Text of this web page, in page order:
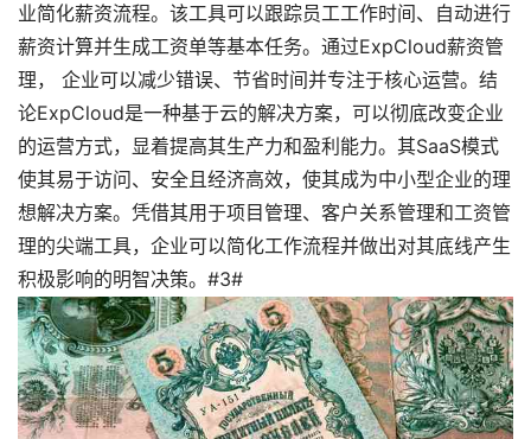
业简化薪资流程。该工具可以跟踪员工工作时间、自动进行
薪资计算并生成工资单等基本任务。通过ExpCloud薪资管
理， 企业可以减少错误、节省时间并专注于核心运营。结
论ExpCloud是一种基于云的解决方案，可以彻底改变企业
的运营方式，显着提高其生产力和盈利能力。其SaaS模式
使其易于访问、安全且经济高效，使其成为中小型企业的理
想解决方案。凭借其用于项目管理、客户关系管理和工资管
理的尖端工具，企业可以简化工作流程并做出对其底线产生
积极影响的明智决策。#3#